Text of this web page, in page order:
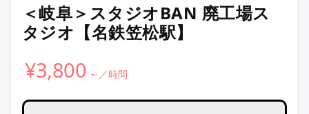
＜岐阜＞スタジオBAN 廃工場ス
タジオ【名鉄笠松駅】
¥3,800